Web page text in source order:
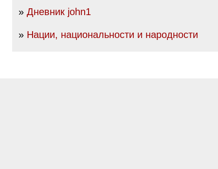
» Дневник john1
» Нации, национальности и народности